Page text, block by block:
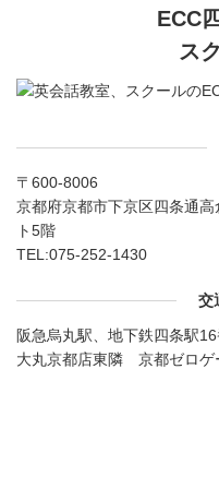
ECC
ス
〒600-8006
京都府京都市下京区四条通
ト5階
TEL:075-252-1430
交
阪急烏丸駅、地下鉄四条駅16
大丸京都店東隣 京都ゼロゲ